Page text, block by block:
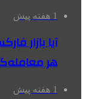
1 هفته پیش
آیا بازار
هر
1 هفته پیش